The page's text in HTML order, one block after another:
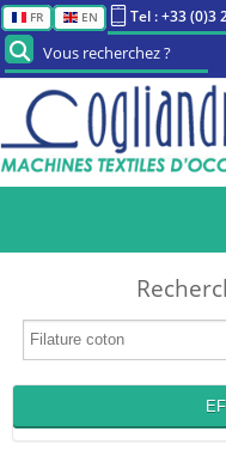
FR EN Tel : +33 (0)3
Vous recherchez ?